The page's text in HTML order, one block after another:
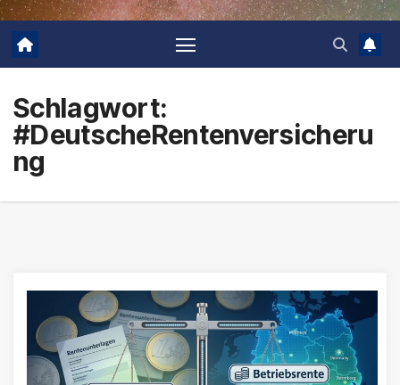
Schlagwort:
#DeutscheRentenversicheru
ng